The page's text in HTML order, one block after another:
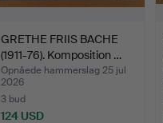
GRETHE FRIIS BACHE
(1911-76). Komposition …
Opnåede hammerslag 25 jul
2026
3 bud
124 USD